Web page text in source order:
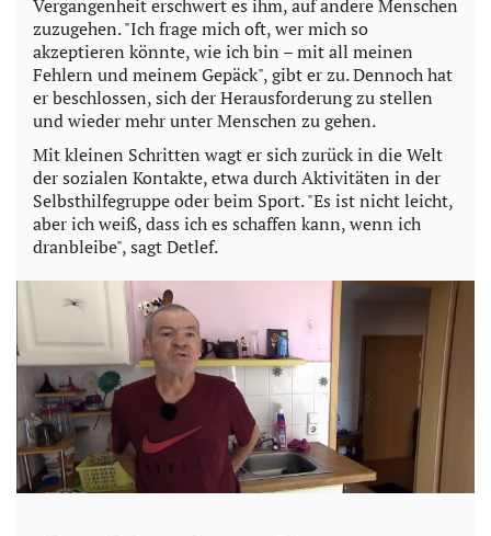
Vergangenheit erschwert es ihm, auf andere Menschen
zuzugehen. "Ich frage mich oft, wer mich so
akzeptieren könnte, wie ich bin – mit all meinen
Fehlern und meinem Gepäck", gibt er zu. Dennoch hat
er beschlossen, sich der Herausforderung zu stellen
und wieder mehr unter Menschen zu gehen.
Mit kleinen Schritten wagt er sich zurück in die Welt
der sozialen Kontakte, etwa durch Aktivitäten in der
Selbsthilfegruppe oder beim Sport. "Es ist nicht leicht,
aber ich weiß, dass ich es schaffen kann, wenn ich
dranbleibe", sagt Detlef.